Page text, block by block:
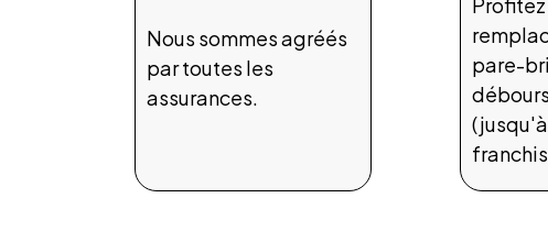
Nous sommes agréés
par toutes les
assurances.
pare-